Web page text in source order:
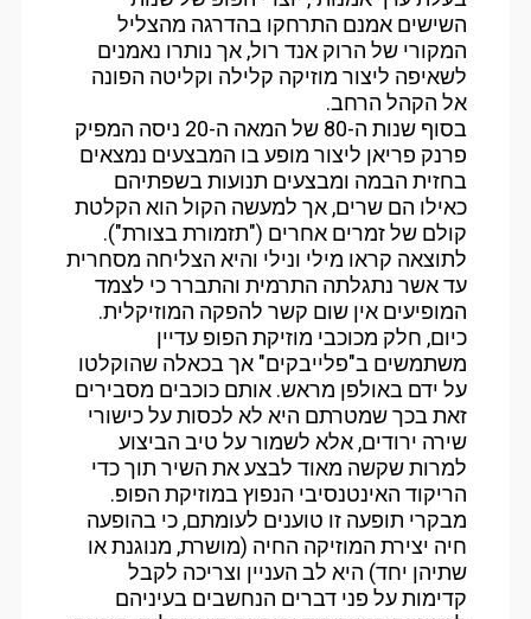
השישים אמנם התרחקו בהדרגה מהצליל
המקורי של הרוק אנד רול, אך נותרו נאמנים
לשאיפה ליצור מוזיקה קלילה וקליטה הפונה
אל הקהל הרחב.
בסוף שנות ה-80 של המאה ה-20 ניסה המפיק
פרנק פריאן ליצור מופע בו המבצעים נמצאים
בחזית הבמה ומבצעים תנועות בשפתיהם
כאילו הם שרים, אך למעשה הקול הוא הקלטת
קולם של זמרים אחרים ("תזמורת בצורת").
לתוצאה קראו מילי ונילי והיא הצליחה מסחרית
עד אשר נתגלתה התרמית והתברר כי לצמד
המופיעים אין שום קשר להפקה המוזיקלית.
כיום, חלק מכוכבי מוזיקת הפופ עדיין
משתמשים ב"פלייבקים" אך בכאלה שהוקלטו
על ידם באולפן מראש. אותם כוכבים מסבירים
זאת בכך שמטרתם היא לא לכסות על כישורי
שירה ירודים, אלא לשמור על טיב הביצוע
למרות שקשה מאוד לבצע את השיר תוך כדי
הריקוד האינטנסיבי הנפוץ במוזיקת הפופ.
מבקרי תופעה זו טוענים לעומתם, כי בהופעה
חיה יצירת המוזיקה החיה (מושרת, מנוגנת או
שתיהן יחד) היא לב העניין וצריכה לקבל
קדימות על פני דברים הנחשבים בעיניהם